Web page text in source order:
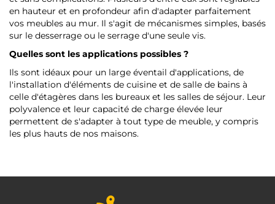
en hauteur et en profondeur afin d'adapter parfaitement
vos meubles au mur. Il s'agit de mécanismes simples, basés
sur le desserrage ou le serrage d'une seule vis.
Quelles sont les applications possibles ?
Ils sont idéaux pour un large éventail d'applications, de
l'installation d'éléments de cuisine et de salle de bains à
celle d'étagères dans les bureaux et les salles de séjour. Leur
polyvalence et leur capacité de charge élevée leur
permettent de s'adapter à tout type de meuble, y compris
les plus hauts de nos maisons.